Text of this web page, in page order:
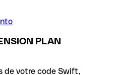
PLAN
de votre code Swift,